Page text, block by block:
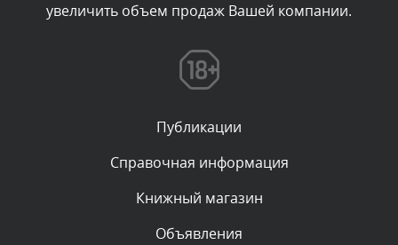
Комментарий проверяется
Текст комментария будет виден после проверки
Комментарий проверяется
Текст комментария будет виден после проверки
администратором.
Комментарий проверяется
увеличить объем продаж Вашей компании.
Публикации
Справочная информация
Книжный магазин
Объявления